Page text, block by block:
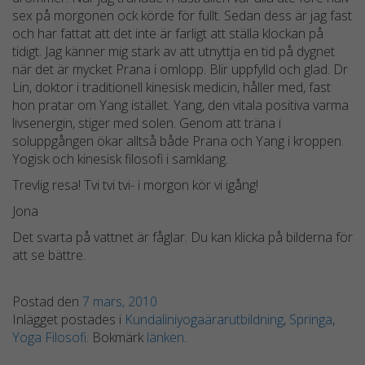
sex på morgonen ock körde för fullt. Sedan dess är jag fast
och har fattat att det inte är farligt att ställa klockan på
tidigt. Jag känner mig stark av att utnyttja en tid på dygnet
när det är mycket Prana i omlopp. Blir uppfylld och glad. Dr
Lin, doktor i traditionell kinesisk medicin, håller med, fast
hon pratar om Yang istället. Yang, den vitala positiva varma
livsenergin, stiger med solen. Genom att träna i
soluppgången ökar alltså både Prana och Yang i kroppen.
Yogisk och kinesisk filosofi i samklang.
Trevlig resa! Tvi tvi tvi- i morgon kör vi igång!
Jona
Det svarta på vattnet är fåglar. Du kan klicka på bilderna för
att se bättre.
Postad den 7 mars, 2010
Inlägget postades i Kundaliniyogaärarutbildning, Springa,
Yoga Filosofi. Bokmärk länken.